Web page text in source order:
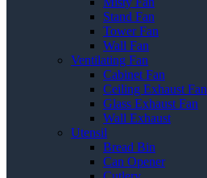
Stand Fan
Tower Fan
Wall Fan
Ventilating Fan
Cabinet Fan
Ceiling Exhaust Fan
Glass Exhaust Fan
Wall Exhaust
Utensil
Bread Bin
Can Opener